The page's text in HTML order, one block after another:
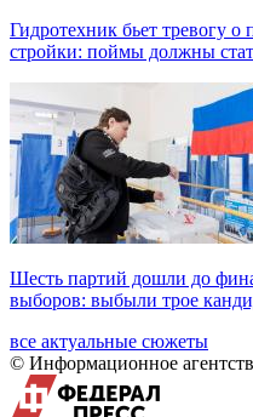
Гидротехник бьет тревогу о
стройки: поймы должны
Шесть партий дошли до
выборов: выбыли трое
все актуальные сюжеты
© Информационное